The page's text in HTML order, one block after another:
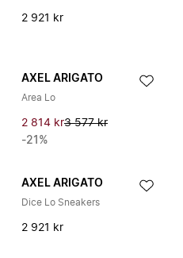
2 921 kr
AXEL ARIGATO
Area Lo
2 814 kr3 577 kr
-21%
AXEL ARIGATO
Dice Lo Sneakers
2 921 kr